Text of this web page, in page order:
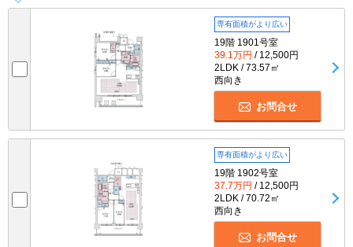
専有面積がより広い
19階 1901号室
39.1万円 / 12,500円
2LDK / 73.57㎡
西向き
お問合せ
専有面積がより広い
19階 1902号室
37.7万円 / 12,500円
2LDK / 70.72㎡
西向き
お問合せ